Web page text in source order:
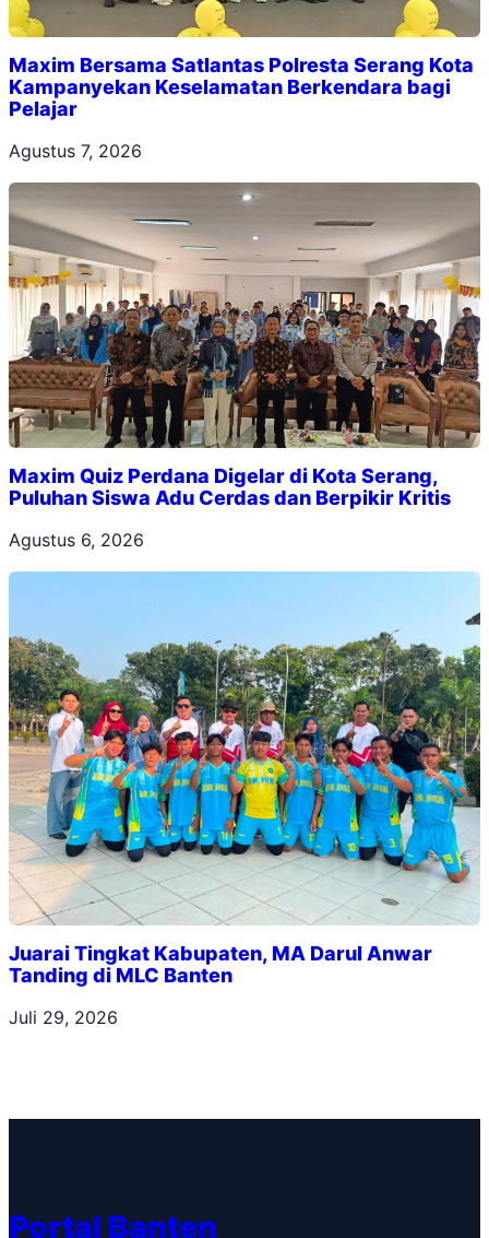
Maxim Bersama Satlantas Polresta Serang Kota
Kampanyekan Keselamatan Berkendara bagi
Pelajar
Agustus 7, 2026
Maxim Quiz Perdana Digelar di Kota Serang,
Puluhan Siswa Adu Cerdas dan Berpikir Kritis
Agustus 6, 2026
Juarai Tingkat Kabupaten, MA Darul Anwar
Tanding di MLC Banten
Juli 29, 2026
Portal Banten